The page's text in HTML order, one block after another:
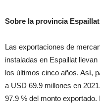
Sobre la provincia Espaillat
Las exportaciones de
instaladas en Espaillat
los últimos cinco años. Así,
a USD 69.9 millones en
97.9 % del monto